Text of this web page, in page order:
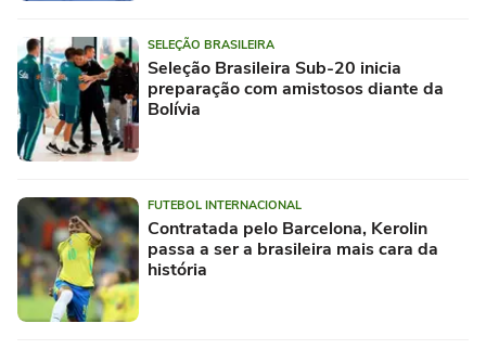
SELEÇÃO BRASILEIRA
Seleção Brasileira Sub-20 inicia
preparação com amistosos diante da
Bolívia
FUTEBOL INTERNACIONAL
Contratada pelo Barcelona, Kerolin
passa a ser a brasileira mais cara da
história